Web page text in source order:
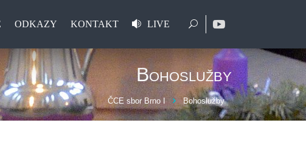
ODKAZY KONTAKT LIVE
Bohoslužby
ČCE sbor Brno I Bohoslužby